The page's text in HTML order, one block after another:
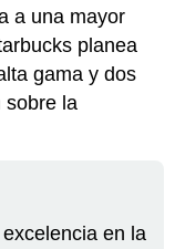
a una mayor
planea
gama y dos
sobre la
en la